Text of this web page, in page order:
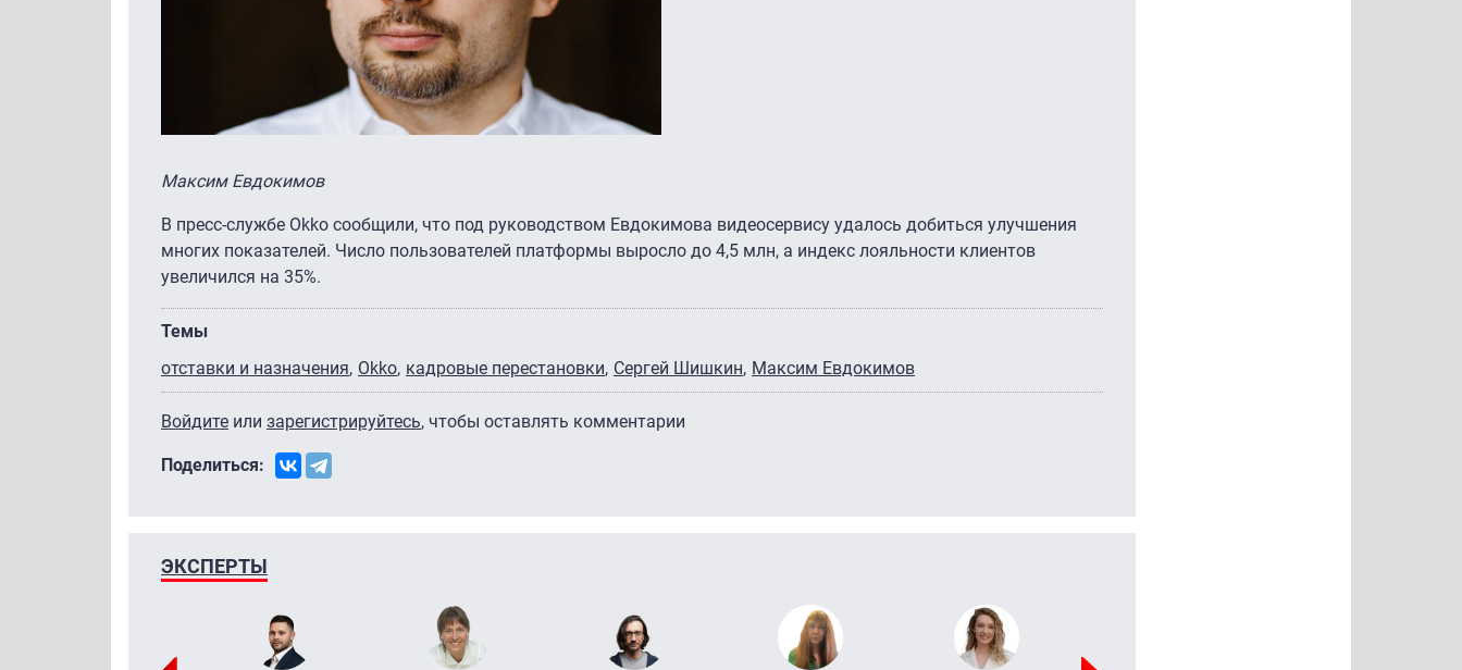
Максим Евдокимов
В пресс-службе Okko сообщили, что под руководством Евдокимова видеосервису удалось добиться улучшения
многих показателей. Число пользователей платформы выросло до 4,5 млн, а индекс лояльности клиентов
увеличился на 35%.
Темы
отставки и назначения Okko кадровые перестановки Сергей Шишкин Максим Евдокимов
Войдите или зарегистрируйтесь, чтобы оставлять комментарии
Поделиться:
ЭКСПЕРТЫ